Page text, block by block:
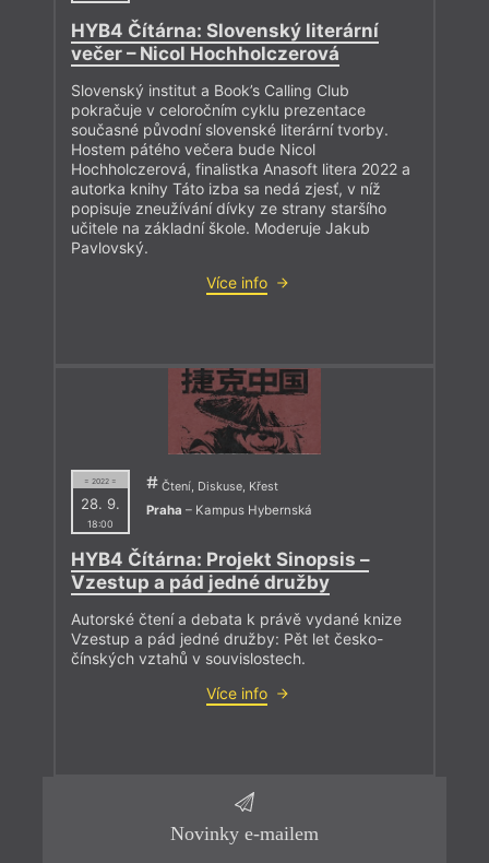
HYB4 Čítárna: Slovenský literární
večer – Nicol Hochholczerová
Slovenský institut a Book’s Calling Club
pokračuje v celoročním cyklu prezentace
současné původní slovenské literární tvorby.
Hostem pátého večera bude Nicol
Hochholczerová, finalistka Anasoft litera 2022 a
autorka knihy Táto izba sa nedá zjesť, v níž
popisuje zneužívání dívky ze strany staršího
učitele na základní škole. Moderuje Jakub
Pavlovský.
Více info
= 2022 =
28. 9.
18:00
Čtení, Diskuse, Křest
Praha – Kampus Hybernská
HYB4 Čítárna: Projekt Sinopsis –
Vzestup a pád jedné družby
Autorské čtení a debata k právě vydané knize
Vzestup a pád jedné družby: Pět let česko-
čínských vztahů v souvislostech.
Více info
Novinky e-mailem